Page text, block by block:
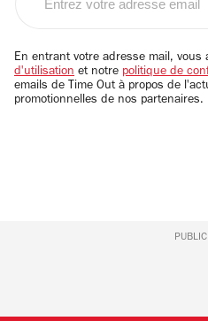
email
En entrant votre adresse mail, vous
d'utilisation et notre politique de
emails de Time Out à propos de
promotionnelles de nos partenaires.